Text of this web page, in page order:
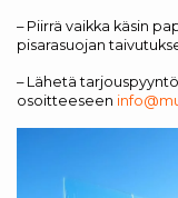
– Piirrä vaikka käsin
pisarasuojan
– Lähetä
osoitteeseen